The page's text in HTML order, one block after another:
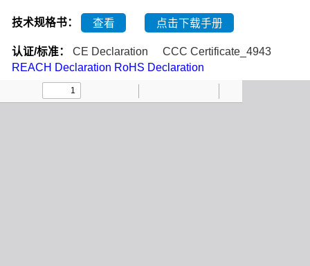
技术规格书： 查看 点击下载手册
认证/标准： CE Declaration
CCC Certificate_4943
REACH Declaration RoHS Declaration